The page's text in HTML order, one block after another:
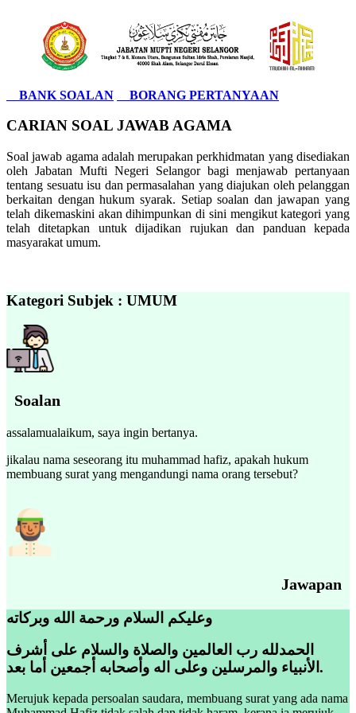
BANK SOALAN BORANG PERTANYAAN
CARIAN SOAL JAWAB AGAMA
Soal jawab agama adalah merupakan perkhidmatan yang disediakan
oleh Jabatan Mufti Negeri Selangor bagi menjawab pertanyaan
tentang sesuatu isu dan permasalahan yang diajukan oleh pelanggan
berkaitan dengan hukum syarak. Setiap soalan dan jawapan yang
telah dikemaskini akan dihimpunkan di sini mengikut kategori yang
telah ditetapkan untuk dijadikan rujukan dan panduan kepada
masyarakat umum.
Kategori Subjek : UMUM
Soalan
assalamualaikum, saya ingin bertanya.
jikalau nama seseorang itu muhammad hafiz, apakah hukum
membuang surat yang mengandungi nama orang tersebut?
Jawapan
وعليكم السلام ورحمة الله وبركاته
الحمدلله رب العالمين والصلاة والسلام على أشرف
الأنبياء والمرسلين وعلى اله وأصحابه أجمعين أما بعد.
Merujuk kepada persoalan saudara, membuang surat yang ada nama